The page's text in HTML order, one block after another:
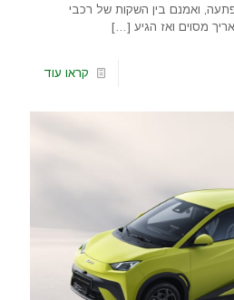
ואמנם בין השקות של רכבי
[…]
קראו עוד